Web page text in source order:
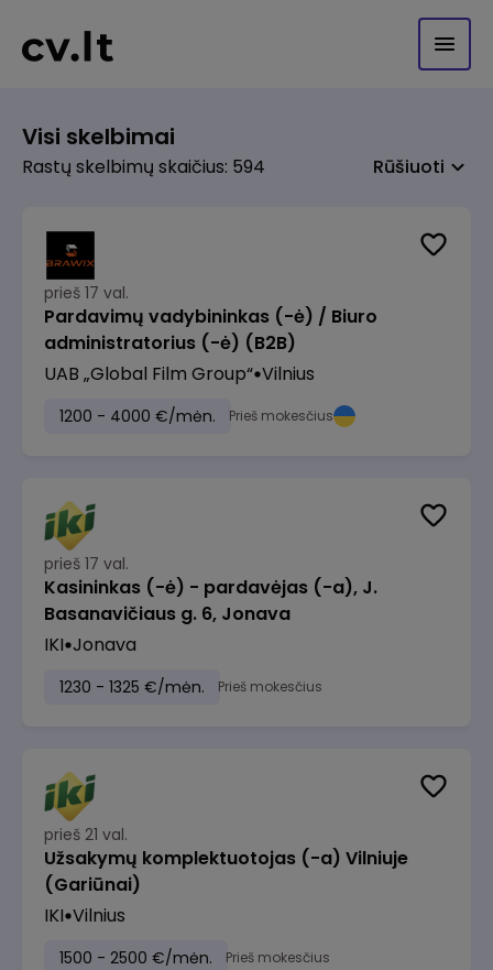
Visi skelbimai
Rastų skelbimų skaičius: 594 Rūšiuoti
prieš 17 val.
Pardavimų vadybininkas (-ė) / Biuro
administratorius (-ė) (B2B)
UAB „Global Film Group“ Vilnius
1200 - 4000 €/mėn. Prieš mokesčius
prieš 17 val.
Kasininkas (-ė) - pardavėjas (-a), J.
Basanavičiaus g. 6, Jonava
IKI Jonava
1230 - 1325 €/mėn. Prieš mokesčius
prieš 21 val.
Užsakymų komplektuotojas (-a) Vilniuje
(Gariūnai)
IKI Vilnius
1500 - 2500 €/mėn. Prieš mokesčius